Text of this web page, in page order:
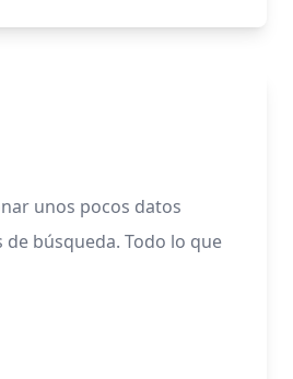
unos pocos datos
búsqueda. Todo lo que